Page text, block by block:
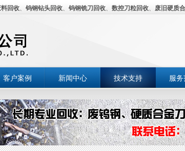
回收、 钨钢钻头回收、 钨钢铣刀回收、 数控刀粒回收、 废旧硬质
客户案例 新闻中心 技术支持 服务